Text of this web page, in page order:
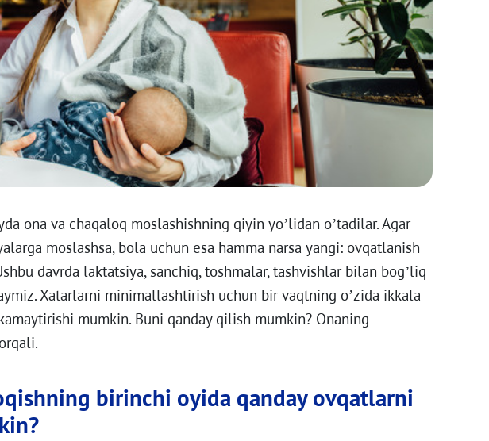
ona va chaqaloq moslashishning qiyin yo’lidan o’tadilar. Agar
moslashsa, bola uchun esa hamma narsa yangi: ovqatlanish
davrda laktatsiya, sanchiq, toshmalar, tashvishlar bilan bog’liq
Xatarlarni minimallashtirish uchun bir vaqtning o’zida ikkala
mumkin. Buni qanday qilish mumkin? Onaning
birinchi oyida qanday ovqatlarni